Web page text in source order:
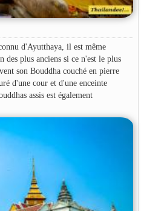
d'Ayutthaya, il est même
des plus anciens si ce n'est le plus
son Bouddha couché en pierre
d'une cour et d'une enceinte
assis est également